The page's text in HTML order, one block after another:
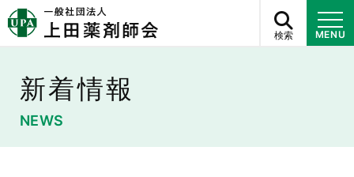
検索 MENU
新着情報
NEWS